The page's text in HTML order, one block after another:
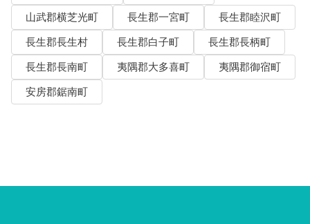
山武郡横芝光町
長生郡一宮町
長生郡睦沢町
長生郡長生村
長生郡白子町
長生郡長柄町
長生郡長南町
夷隅郡大多喜町
夷隅郡御宿町
安房郡鋸南町